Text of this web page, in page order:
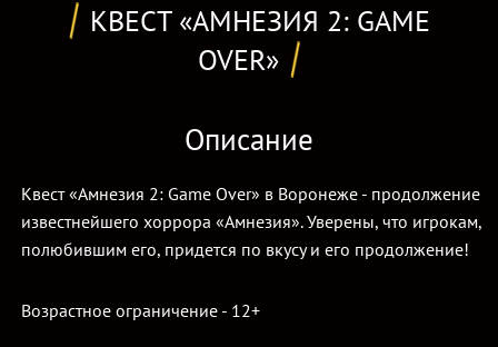
КВЕСТ «АМНЕЗИЯ 2: GAME
OVER»
Описание
Квест «Амнезия 2: Game Over» в Воронеже - продолжение
известнейшего хоррора «Амнезия». Уверены, что игрокам,
полюбившим его, придется по вкусу и его продолжение!
Возрастное ограничение - 12+